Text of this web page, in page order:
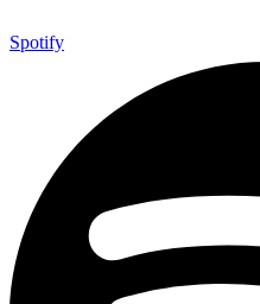
Spotify